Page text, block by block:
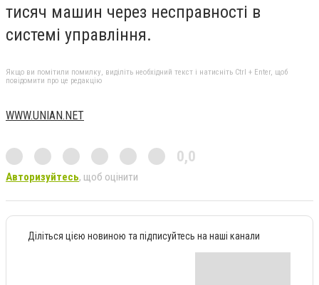
тисяч машин через несправності в
системі управління.
Якщо ви помітили помилку, виділіть необхідний текст і натисніть Ctrl + Enter, щоб
повідомити про це редакцію
WWW.UNIAN.NET
0,0
Авторизуйтесь, щоб оцінити
Діліться цією новиною та підписуйтесь на наші канали